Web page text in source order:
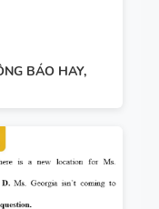
BÁO HAY,